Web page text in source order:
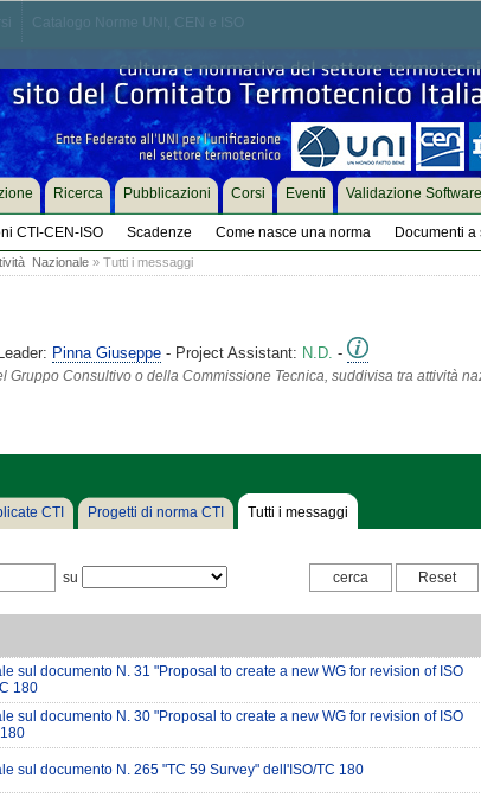
CTI-CEN-ISO Scadenze Come nasce una norma Documenti
Ricerca Pubblicazioni Corsi Eventi Validazione Software
Nazionale» Tutti i messaggi
Pinna Giuseppe- Project Assistant: N.D. -
Consultivo o della Commissione Tecnica, suddivisa tra attività
CTI Progetti di norma CTI Tutti i messaggi
su
sul documento N. 31 "Proposal to create a new WG for revision of ISO
180
sul documento N. 30 "Proposal to create a new WG for revision of ISO
sul documento N. 265 "TC 59 Survey" dell'ISO/TC 180